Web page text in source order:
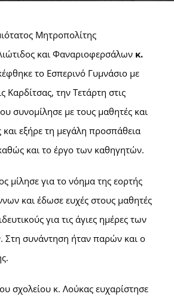
Μητροπολίτης
και Φαναριοφερσάλων κ.
το Εσπερινό Γυμνάσιο με
Καρδίτσας, την Τετάρτη στις
συνομίλησε με τους μαθητές και
και εξήρε τη μεγάλη προσπάθεια
και το έργο των καθηγητών.
μίλησε για το νόημα της εορτής
και έδωσε ευχές στους μαθητές
για τις άγιες ημέρες των
Στη συνάντηση ήταν παρών και ο
σχολείου κ. Λούκας ευχαρίστησε